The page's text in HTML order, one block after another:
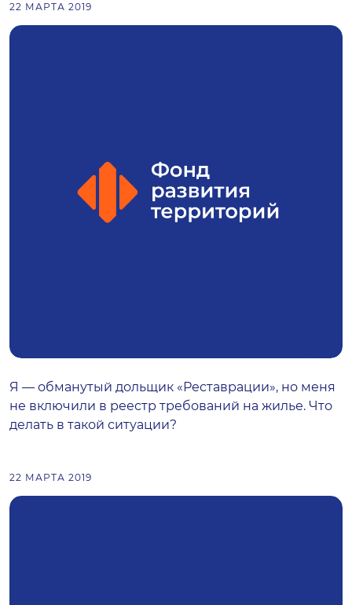
22 МАРТА 2019
Я — обманутый дольщик «Реставрации», но меня
не включили в реестр требований на жилье. Что
делать в такой ситуации?
22 МАРТА 2019